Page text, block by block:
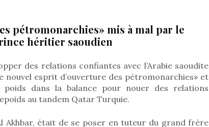
pétromonarchies» mis à mal par le
héritier saoudien
des relations confiantes avec l’Arabie saoudite
nouvel esprit d’ouverture des pétromonarchies» et
dans la balance pour nouer des relations
au tandem Qatar Turquie.
Akhbar, était de se poser en tuteur du grand frère